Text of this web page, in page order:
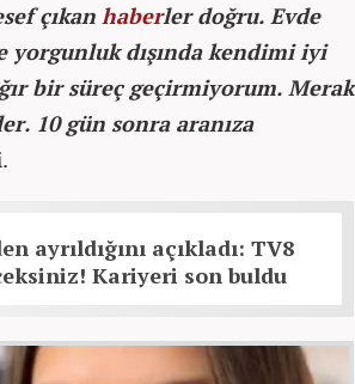
çıkan haberler doğru. Evde
yorgunluk dışında kendimi iyi
bir süreç geçirmiyorum. Merak
10 gün sonra aranıza
ayrıldığını açıkladı: TV8
Kariyeri son buldu